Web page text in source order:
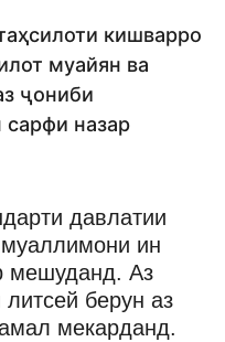
кишварро
муайян ва
ҷониби
назар
давлатии
муаллимони ин
мешуданд. Аз
берун аз
мекарданд.